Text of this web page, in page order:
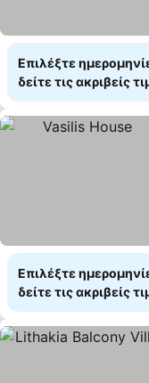
Επιλέξτε
δείτε τις ακριβείς
Επιλέξτε
δείτε τις ακριβείς